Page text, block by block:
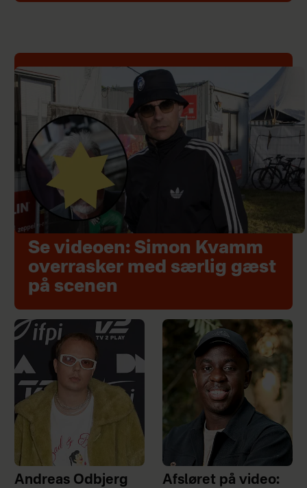
Se videoen: Simon Kvamm
overrasker med særlig gæst
på scenen
Andreas Odbjerg
Afsløret på video: